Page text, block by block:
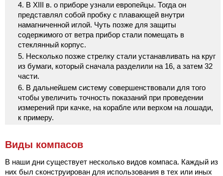
В XIII в. о приборе узнали европейцы. Тогда он
представлял собой пробку с плавающей внутри
намагниченной иглой. Чуть позже для защиты
содержимого от ветра прибор стали помещать в
стеклянный корпус.
Несколько позже стрелку стали устанавливать на круг
из бумаги, который сначала разделили на 16, а затем 32
части.
В дальнейшем систему совершенствовали для того
чтобы увеличить точность показаний при проведении
измерений при качке, на корабле или верхом на лошади,
к примеру.
Виды компасов
В наши дни существует несколько видов компаса. Каждый из
них был сконструирован для использования в тех или иных